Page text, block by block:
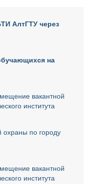
АлтГТУ через
на
вакантной
института
охраны по городу
вакантной
института